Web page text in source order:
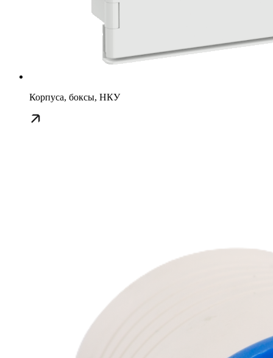
Корпуса, боксы, НКУ